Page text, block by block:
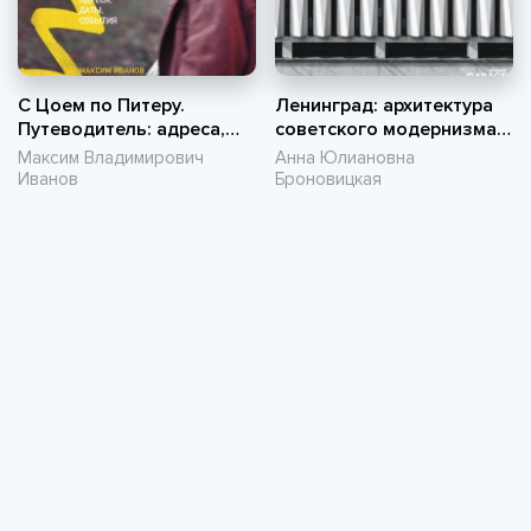
С Цоем по Питеру.
Путеводитель: адреса,
даты, события
Максим Владимирович
Иванов
Ленинград: архитектура
советского модернизма,
1955–1991. Справочник-
путеводитель
Анна Юлиановна
Броновицкая